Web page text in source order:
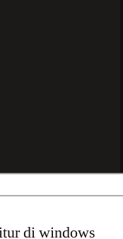
di windows